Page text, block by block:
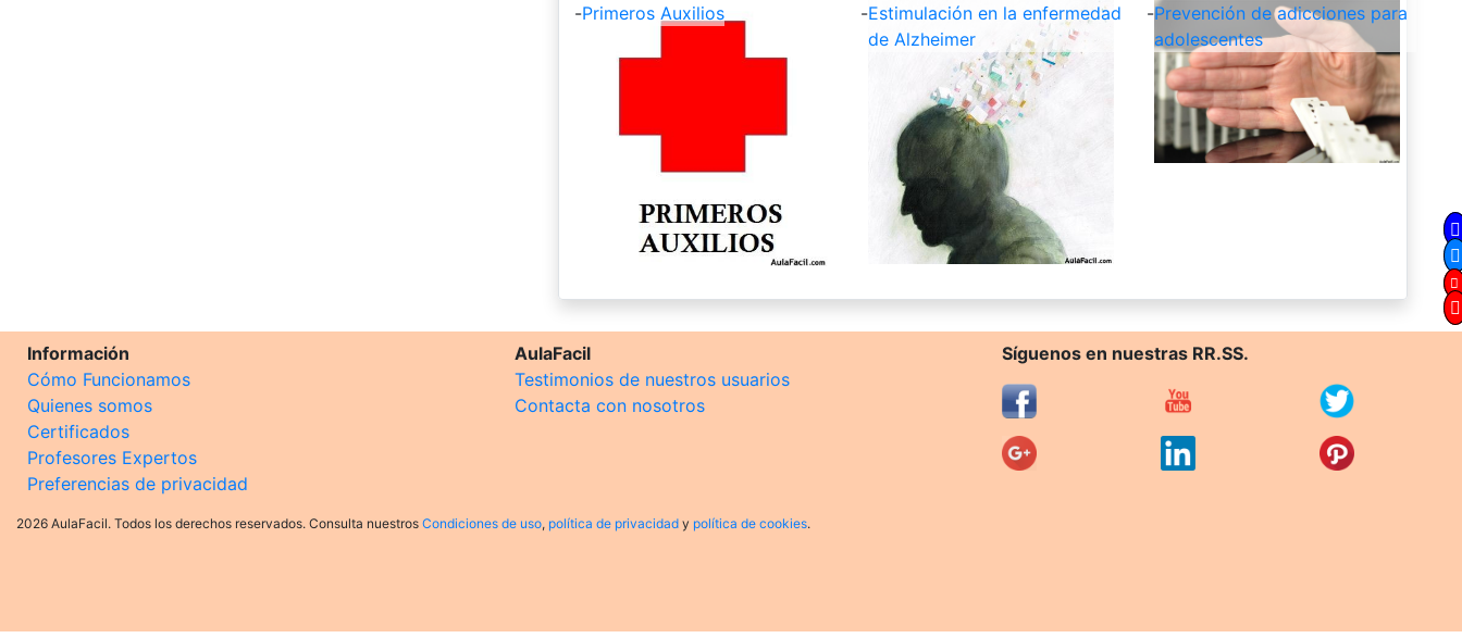
-Primeros Auxilios -Estimulación en la enfermedad
de Alzheimer
-Prevención de adicciones para
adolescentes
Información
Cómo Funcionamos
Quienes somos
Certificados
Profesores Expertos
Preferencias de privacidad
AulaFacil
Testimonios de nuestros usuarios
Contacta con nosotros
Síguenos en nuestras RR.SS.
2026 AulaFacil. Todos los derechos reservados. Consulta nuestros Condiciones de uso, política de privacidad y política de cookies.